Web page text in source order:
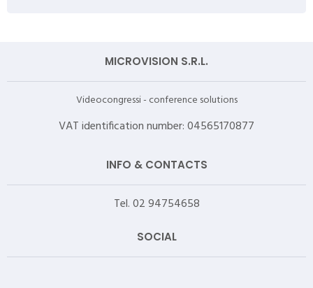
MICROVISION S.R.L.
Videocongressi - conference solutions
VAT identification number: 04565170877
INFO & CONTACTS
Tel. 02 94754658
SOCIAL